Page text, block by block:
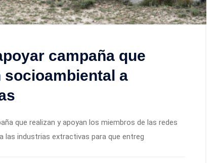
campaña que
a
que realizan y apoyan los miembros de las redes
las industrias extractivas para que entreg